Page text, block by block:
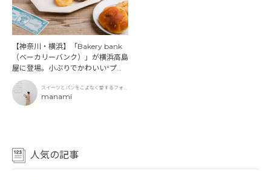
【神奈川・横浜】「Bakery bank
（ベーカリーバンク）」が横浜高島
屋に登場。小ぶりでかわいい“プテ
ィ・コレクション”
スイーツとパンをこよなく愛するフォト
グラファー
manami
人気の記事